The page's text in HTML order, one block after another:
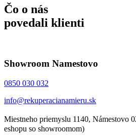
Čo o nás
povedali klienti
Showroom Namestovo
0850 030 032
info@rekuperacianamieru.sk
Miestneho priemyslu 1140, Námestovo
eshopu so showroomom)